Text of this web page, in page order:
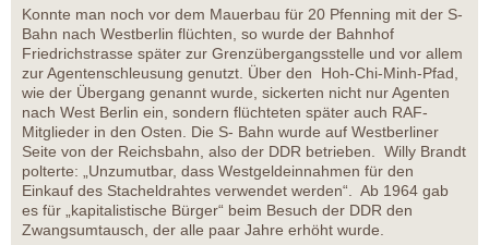
Konnte man noch vor dem Mauerbau für 20 Pfenning mit der S-
Bahn nach Westberlin flüchten, so wurde der Bahnhof
Friedrichstrasse später zur Grenzübergangsstelle und vor allem
zur Agentenschleusung genutzt. Über den Hoh-Chi-Minh-Pfad,
wie der Übergang genannt wurde, sickerten nicht nur Agenten
nach West Berlin ein, sondern flüchteten später auch RAF-
Mitglieder in den Osten. Die S- Bahn wurde auf Westberliner
Seite von der Reichsbahn, also der DDR betrieben. Willy Brandt
polterte: „Unzumutbar, dass Westgeldeinnahmen für den
Einkauf des Stacheldrahtes verwendet werden“. Ab 1964 gab
es für „kapitalistische Bürger“ beim Besuch der DDR den
Zwangsumtausch, der alle paar Jahre erhöht wurde.